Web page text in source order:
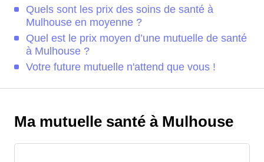
Quels sont les prix des soins de santé à
Mulhouse en moyenne ?
Quel est le prix moyen d’une mutuelle de santé
à Mulhouse ?
Votre future mutuelle n'attend que vous !
Ma mutuelle santé à Mulhouse